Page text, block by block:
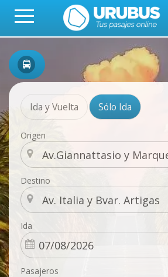
Ida y Vuelta Sólo Ida
Origen
Destino
Ida
Pasajeros